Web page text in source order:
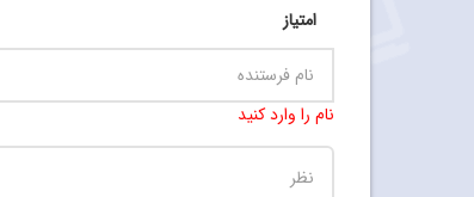
امتیاز
نام را وارد کنید